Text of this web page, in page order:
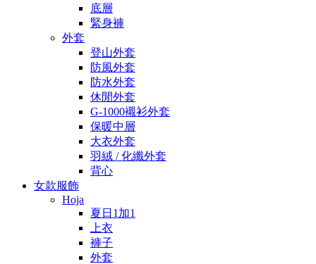
底層
緊身褲
外套
登山外套
防風外套
防水外套
休閒外套
G-1000襯衫外套
保暖中層
大衣外套
羽絨 / 化纖外套
背心
女款服飾
Hoja
夏日1加1
上衣
褲子
外套